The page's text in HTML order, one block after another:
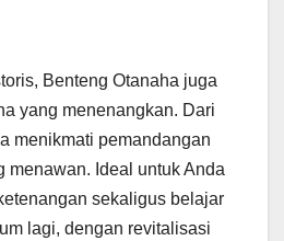
Benteng Otanaha juga
yang menenangkan. Dari
menikmati pemandangan
menawan. Ideal untuk Anda
sekaligus belajar
lagi, dengan revitalisasi